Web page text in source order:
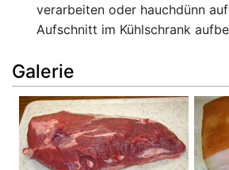
verarbeiten oder hauchdünn
Aufschnitt im Kühlschrank
Galerie